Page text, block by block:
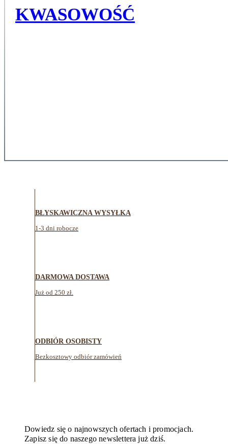
KWASOWOŚĆ
BŁYSKAWICZNA WYSYŁKA
1-3 dni robocze
DARMOWA DOSTAWA
Już od 250 zł.
ODBIÓR OSOBISTY
Bezkosztowy odbiór zamówień
Dowiedz się o najnowszych ofertach i promocjach.
Zapisz się do naszego newslettera już dziś.